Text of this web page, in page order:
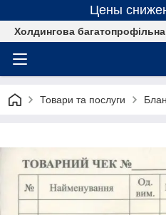
Цены
Холдингова
Товари та послуги